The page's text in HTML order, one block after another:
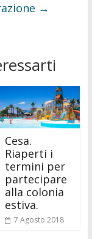
→
Cesa.
Riaperti i
termini per
partecipare
alla colonia
estiva.
7 Agosto 2018